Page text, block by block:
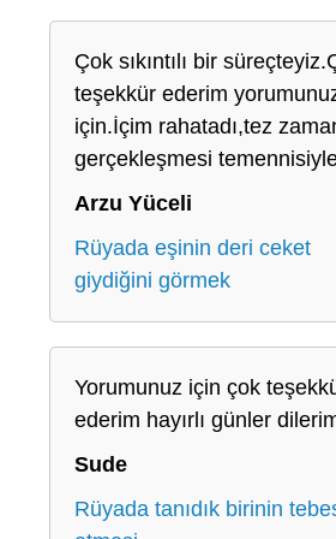
Çok sıkıntılı bir
teşekkür ederim
için.İçim rahatadı,tez
gerçekleşmesi
Arzu Yüceli
Rüyada eşinin deri ceket
giydiğini görmek
Yorumunuz için çok
ederim hayırlı günler
Sude
Rüyada tanıdık birinin